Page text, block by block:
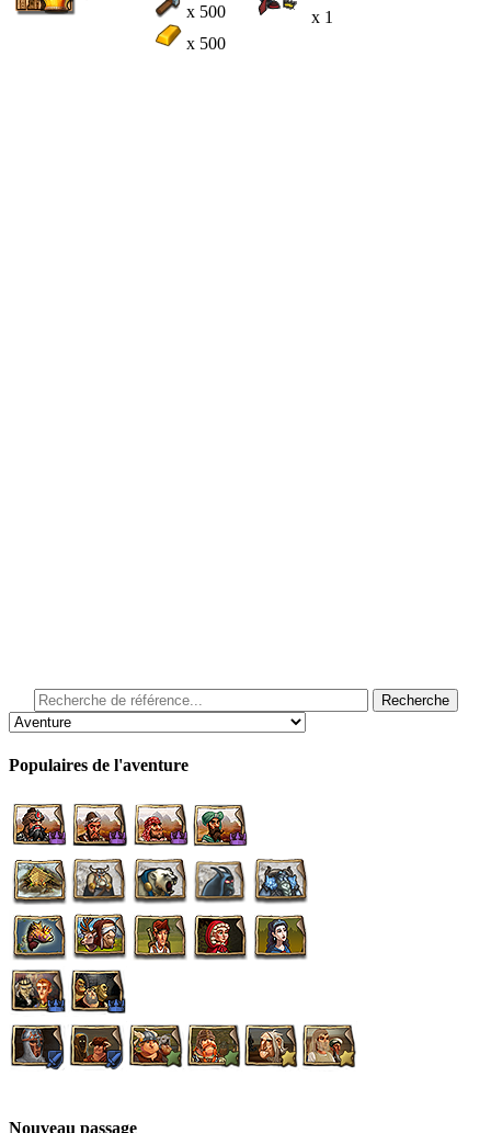
x 500
x 500
x 1
Populaires de l'aventure
Nouveau passage